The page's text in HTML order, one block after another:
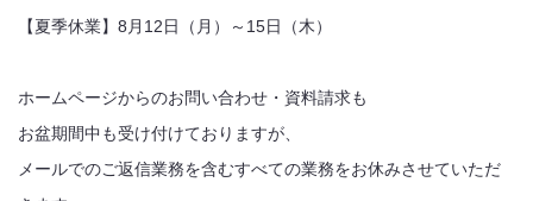
【夏季休業】8月12日（月）～15日（木）
ホームページからのお問い合わせ・資料請求も
お盆期間中も受け付けておりますが、
メールでのご返信業務を含むすべての業務をお休みさせていただ